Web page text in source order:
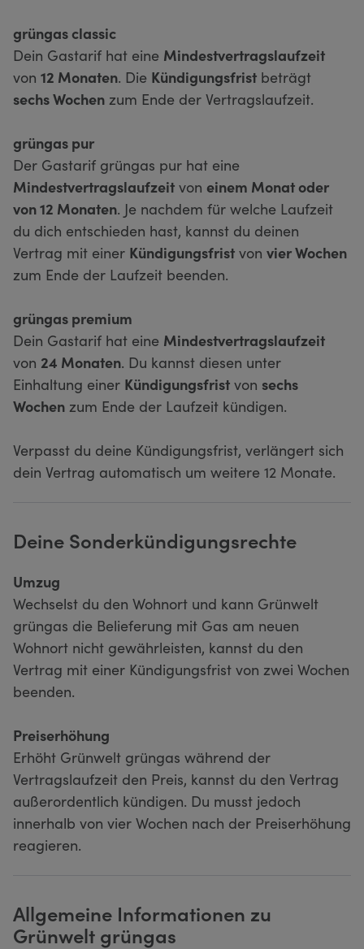
grüngas classic
Dein Gastarif hat eine Mindestvertragslaufzeit
von 12 Monaten. Die Kündigungsfrist beträgt
sechs Wochen zum Ende der Vertragslaufzeit.
grüngas pur
Der Gastarif grüngas pur hat eine
Mindestvertragslaufzeit von einem Monat oder
von 12 Monaten. Je nachdem für welche Laufzeit
du dich entschieden hast, kannst du deinen
Vertrag mit einer Kündigungsfrist von vier Wochen
zum Ende der Laufzeit beenden.
grüngas premium
Dein Gastarif hat eine Mindestvertragslaufzeit
von 24 Monaten. Du kannst diesen unter
Einhaltung einer Kündigungsfrist von sechs
Wochen zum Ende der Laufzeit kündigen.
Verpasst du deine Kündigungsfrist, verlängert sich
dein Vertrag automatisch um weitere 12 Monate.
Deine Sonderkündigungsrechte
Umzug
Wechselst du den Wohnort und kann Grünwelt
grüngas die Belieferung mit Gas am neuen
Wohnort nicht gewährleisten, kannst du den
Vertrag mit einer Kündigungsfrist von zwei Wochen
beenden.
Preiserhöhung
Erhöht Grünwelt grüngas während der
Vertragslaufzeit den Preis, kannst du den Vertrag
außerordentlich kündigen. Du musst jedoch
innerhalb von vier Wochen nach der Preiserhöhung
reagieren.
Allgemeine Informationen zu
Grünwelt grüngas